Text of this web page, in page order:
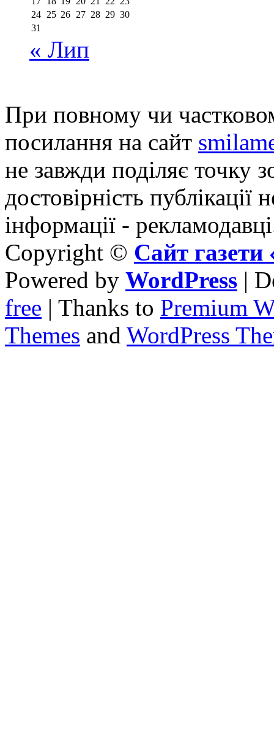
24 25 26 27 28 29 30
31
« Лип
При повному чи
посилання на сайт
не завжди поділяє точку
достовірність публікації
інформації -
Copyright © Сайт
Powered by WordPress |
free | Thanks to Premium
Themes and WordPress